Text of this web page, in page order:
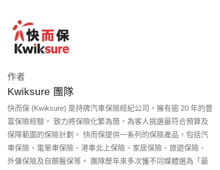
作者
Kwiksure 團隊
快而保 (Kwiksure) 是持牌汽車保險經紀公司，擁有逾 20 年的豐
富保險經驗， 致力將保險化繁為簡，為客人挑選最符合預算及
保障範圍的保險計劃。 快而保提供一系列的保險產品，包括汽
車保險、電單車保險、港車北上保險、家居保險、旅遊保險、
外傭保險及自願醫保等。 團隊歷年來多次獲不同媒體選為「最